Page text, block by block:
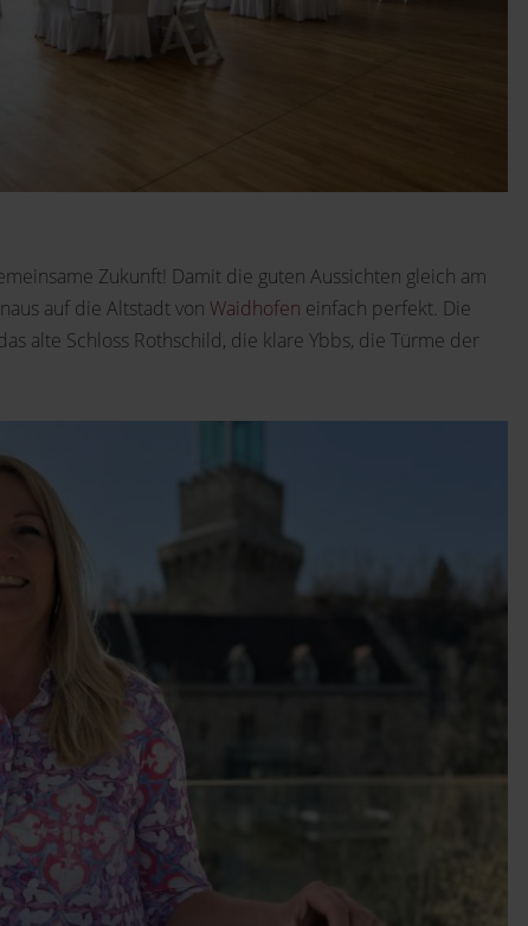
Zukunft! Damit die guten Aussichten gleich am
auf die Altstadt von Waidhofen einfach perfekt. Die
alte Schloss Rothschild, die klare Ybbs, die Türme der